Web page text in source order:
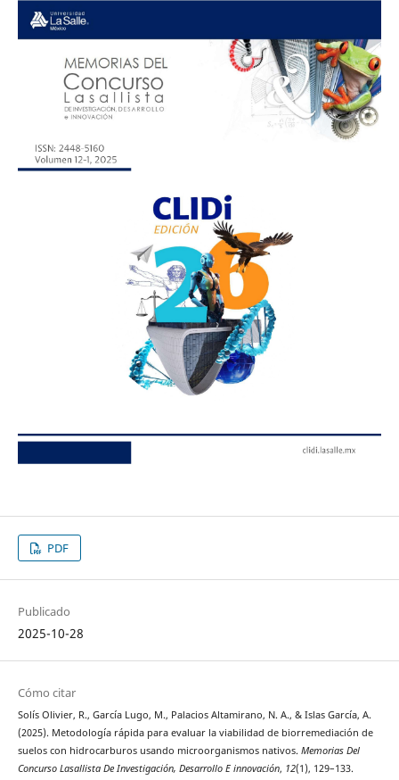
PDF
Publicado
2025-10-28
Cómo citar
Solís Olivier, R., García Lugo, M., Palacios Altamirano, N. A., & Islas García, A.
(2025). Metodología rápida para evaluar la viabilidad de biorremediación de
suelos con hidrocarburos usando microorganismos nativos. Memorias Del
Concurso Lasallista De Investigación, Desarrollo E innovación, 12(1), 129–133.